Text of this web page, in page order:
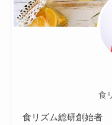
食
食リズム総研創始者